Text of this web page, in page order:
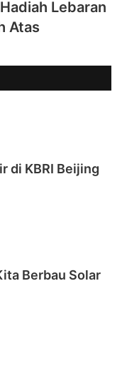
Lebaran
Atas
di KBRI Beijing
Berbau Solar